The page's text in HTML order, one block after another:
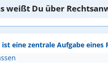
weißt Du über
ist eine zentrale Aufgabe eines